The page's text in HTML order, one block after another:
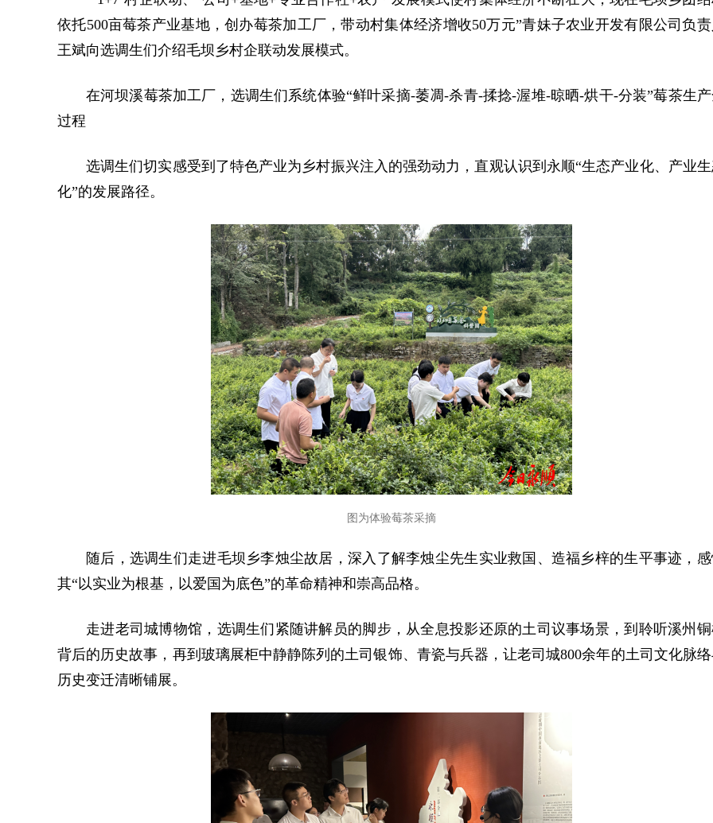
依托500亩莓茶产业基地，创办莓茶加工厂，带动村集体经济增收50万元”青妹子农业开发有限公司负责
王斌向选调生们介绍毛坝乡村企联动发展模式。
在河坝溪莓茶加工厂，选调生们系统体验“鲜叶采摘-萎凋-杀青-揉捻-渥堆-晾晒-烘干-分装”莓茶生
过程
选调生们切实感受到了特色产业为乡村振兴注入的强劲动力，直观认识到永顺“生态产业化、产业
化”的发展路径。
图为体验莓茶采摘
随后，选调生们走进毛坝乡李烛尘故居，深入了解李烛尘先生实业救国、造福乡梓的生平事迹，
其“以实业为根基，以爱国为底色”的革命精神和崇高品格。
走进老司城博物馆，选调生们紧随讲解员的脚步，从全息投影还原的土司议事场景，到聆听溪州
背后的历史故事，再到玻璃展柜中静静陈列的土司银饰、青瓷与兵器，让老司城800余年的土司文化脉
历史变迁清晰铺展。